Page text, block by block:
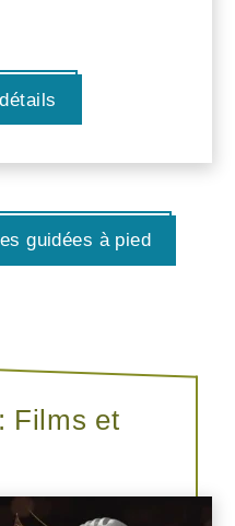
guidées à pied
Films et